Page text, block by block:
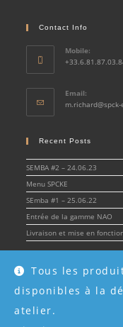
Tous les
disponibles à la
atelier.
Contact Info
Mobile:
Email:
Recent Posts
SEMBA #2 – 24.06.23
Menu SPCKE
SEmba #1 – 25.06.22
Entrée de la gamme NAO
Livraison et mise en
© Spirit & Cocktail Embassy